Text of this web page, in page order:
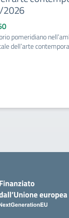
2026
pomeridiano
dell’arte